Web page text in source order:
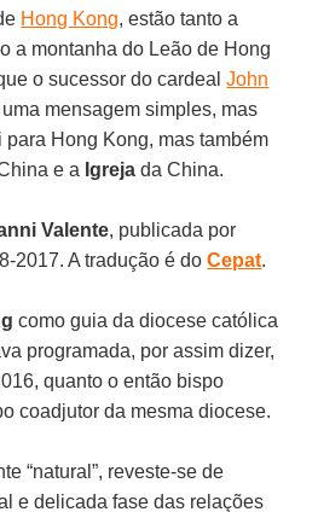
Hong Kong, estão tanto a
a montanha do Leão de Hong
o sucessor do cardealJohn
mensagem simples, mas
Hong Kong, mas também
e a Igreja da China.
Valente, publicada por
2017. A tradução é doCepat.
como guia da diocese católica
programada, por assim dizer,
quanto o então bispo
coadjutor da mesma diocese.
“natural”, reveste-se de
e delicada fase das relações